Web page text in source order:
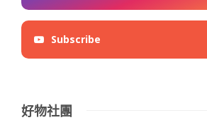
Subscribe
好物社團